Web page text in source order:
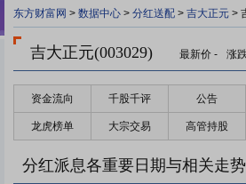
东方财富网 > 数据中心 > 分红送配 > 吉大正元 >
吉大正元(003029) 最新价 - 涨跌
资金流向 千股千评 公告
龙虎榜单 大宗交易 高管持股
分红派息各重要日期与相关走势